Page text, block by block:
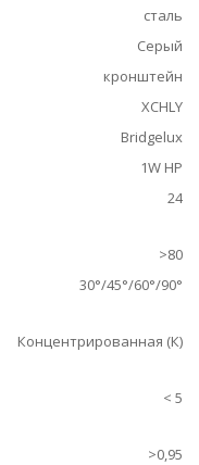
сталь
Серый
кронштейн
XCHLY
Bridgelux
1W HP
24
>80
30°/45°/60°/90°
Концентрированная (К)
< 5
>0,95